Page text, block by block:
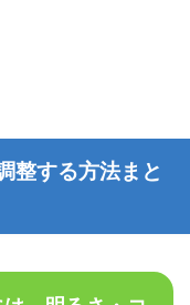
整する方法まと